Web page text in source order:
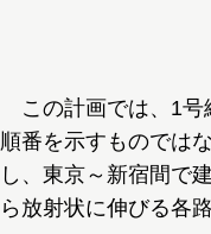
この計画では、1号
順番を示すものでは
し、東京～新宿間で
ら放射状に伸びる各